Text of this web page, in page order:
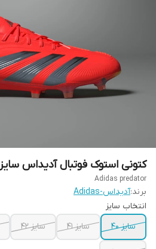
کتونی استوک فوتبال آدیداس سایز ۴۰ تا ۴۵
Adidas predator
برند:آدیداس-Adidas
انتخاب سایز
سایز ۴۰
سایز ۴۱ سایز ۴۲